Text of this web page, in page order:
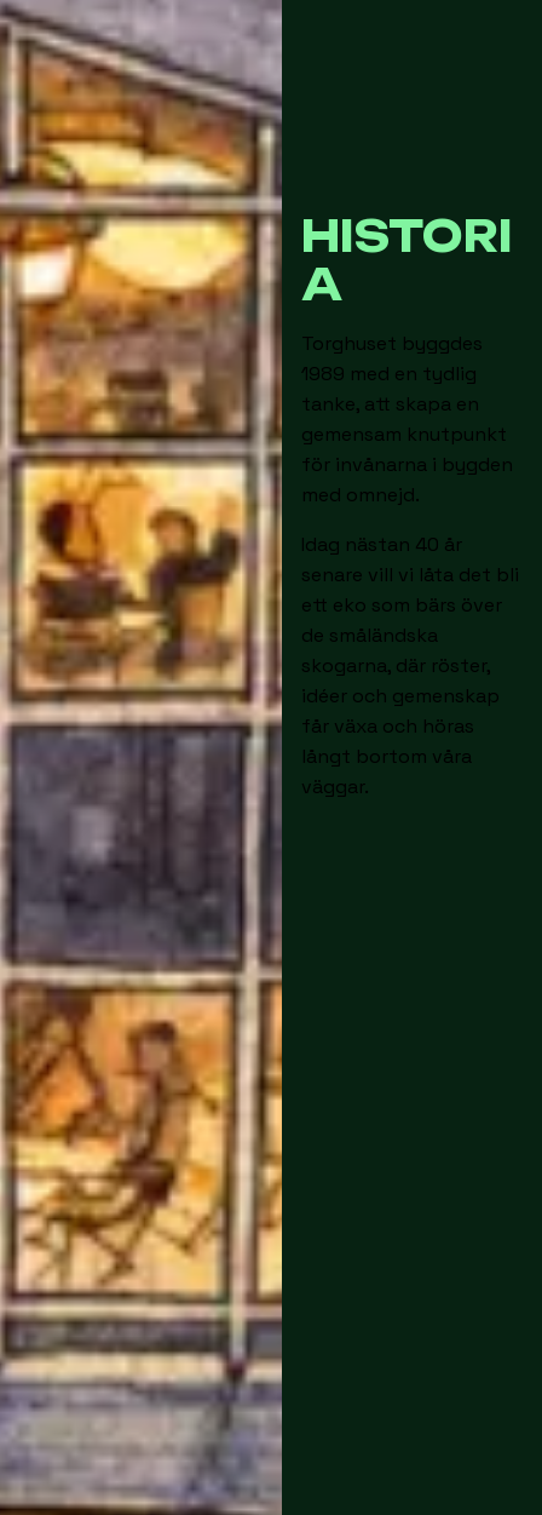
HISTORI
A
Torghuset byggdes
1989 med en tydlig
tanke, att skapa en
gemensam knutpunkt
för invånarna i bygden
med omnejd.
Idag nästan 40 år
senare vill vi låta det bli
ett eko som bärs över
de småländska
skogarna, där röster,
idéer och gemenskap
får växa och höras
långt bortom våra
väggar.